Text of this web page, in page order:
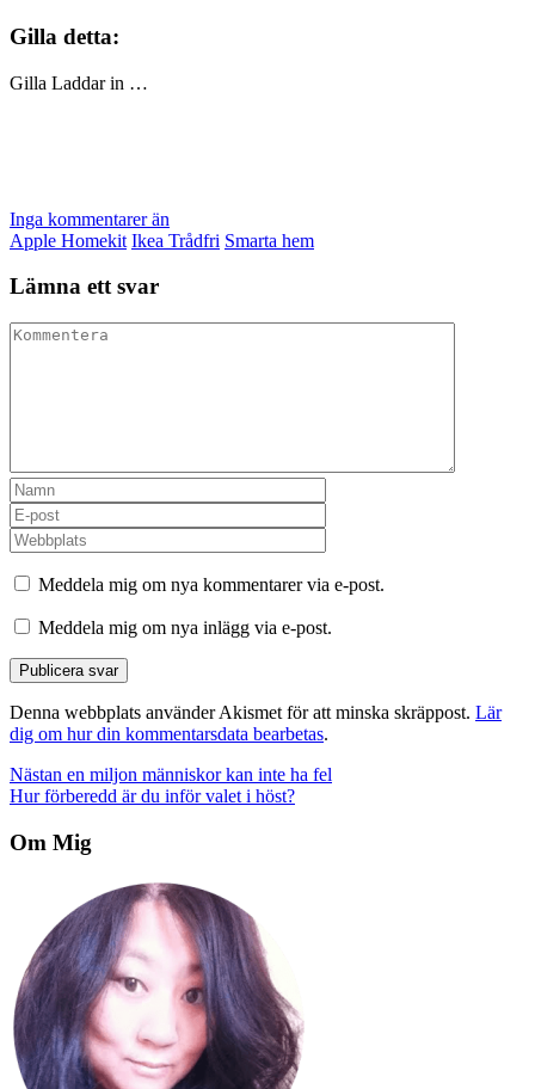
Gilla detta:
Gilla Laddar in …
Inga kommentarer än
Apple Homekit Ikea Trådfri Smarta hem
Lämna ett svar
Meddela mig om nya kommentarer via e-post.
Meddela mig om nya inlägg via e-post.
Denna webbplats använder Akismet för att minska skräppost. Lär
dig om hur din kommentarsdata bearbetas.
Inläggsnavigering
Nästan en miljon människor kan inte ha fel
Hur förberedd är du inför valet i höst?
Om Mig